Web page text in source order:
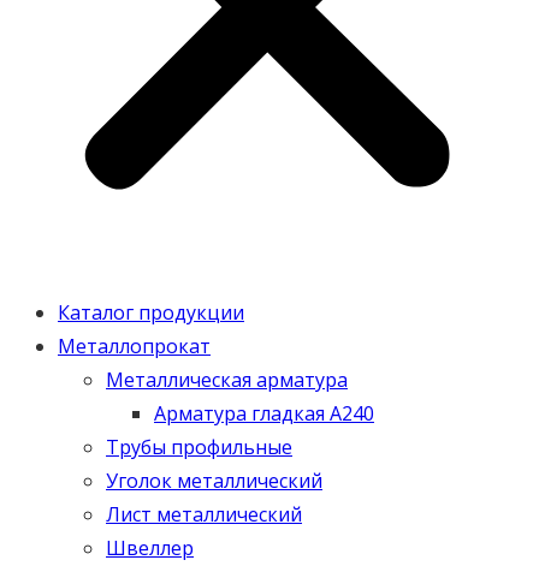
Каталог продукции
Металлопрокат
Металлическая арматура
Арматура гладкая А240
Трубы профильные
Уголок металлический
Лист металлический
Швеллер